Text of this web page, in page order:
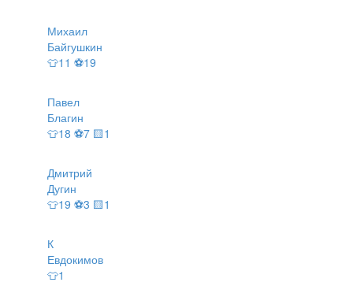
Михаил
Байгушкин
👕11 ⚽19
Павел
Благин
👕18 ⚽7 🟨1
Дмитрий
Дугин
👕19 ⚽3 🟨1
К
Евдокимов
👕1